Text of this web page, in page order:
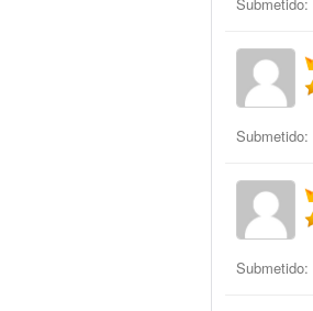
Submetido:
Submetido: